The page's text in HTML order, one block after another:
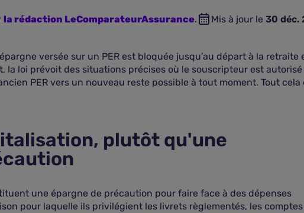
la rédaction LeComparateurAssurance. Mis à jour le 30 déc.
versée sur un PER est bloquée jusqu’au départ à la retraite
loi prévoit des situations précises où le souscripteur est
PER vers un nouveau reste possible à tout moment. Tout
plutôt qu'une
une épargne de précaution pour faire face à des dépenses
pour laquelle ils privilégient les livrets règlementés, les comptes